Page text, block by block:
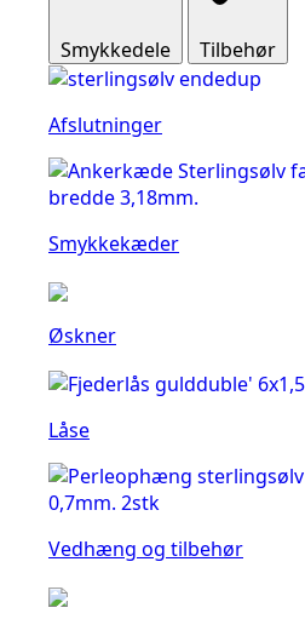
Smykkedele Tilbehør
Afslutninger
Smykkekæder
Øskner
Låse
Vedhæng og tilbehør